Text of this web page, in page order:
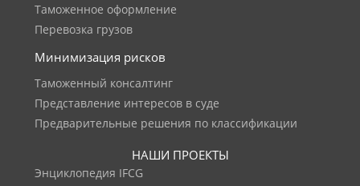
Таможенное оформление
Перевозка грузов
Минимизация рисков
Таможенный консалтинг
Представление интересов в суде
Предварительные решения по классификации
НАШИ ПРОЕКТЫ
Энциклопедия IFCG